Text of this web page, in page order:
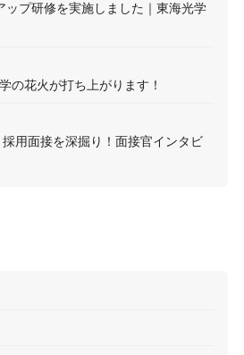
ップ研修を実施しました｜東海光学
の花火が打ち上がります！
採用面接を深掘り！面接官インタビ